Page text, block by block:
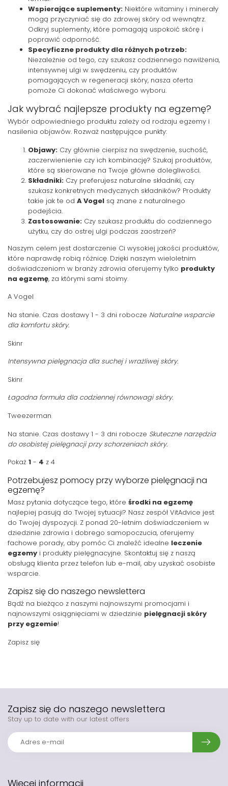
Wspierające suplementy: Niektóre witaminy i minerały
mogą przyczyniać się do zdrowej skóry od wewnątrz.
Odkryj suplementy, które pomagają uspokoić skórę i
poprawić odporność.
Specyficzne produkty dla różnych potrzeb:
Niezależnie od tego, czy szukasz codziennego nawilżenia,
intensywnej ulgi w swędzeniu, czy produktów
pomagających w regeneracji skóry, nasza oferta
pomoże Ci dokonać właściwego wyboru.
Jak wybrać najlepsze produkty na egzemę?
Wybór odpowiedniego produktu zależy od rodzaju egzemy i
nasilenia objawów. Rozważ następujące punkty:
Objawy: Czy głównie cierpisz na swędzenie, suchość,
zaczerwienienie czy ich kombinację? Szukaj produktów,
które są skierowane na Twoje główne dolegliwości.
Składniki: Czy preferujesz naturalne składniki, czy
szukasz konkretnych medycznych składników? Produkty
takie jak te od A Vogel są znane z naturalnego
podejścia.
Zastosowanie: Czy szukasz produktu do codziennego
użytku, czy do ostrej ulgi podczas zaostrzeń?
Naszym celem jest dostarczenie Ci wysokiej jakości produktów,
które naprawdę robią różnicę. Dzięki naszym wieloletnim
doświadczeniom w branży zdrowia oferujemy tylko produkty
na egzemę, za którymi sami stoimy.
A Vogel
Na stanie. Czas dostawy 1 - 3 dni robocze Naturalne wsparcie
dla komfortu skóry.
Skinr
Intensywna pielęgnacja dla suchej i wrażliwej skóry.
Skinr
Łagodna formuła dla codziennej równowagi skóry.
Tweezerman
Na stanie. Czas dostawy 1 - 3 dni robocze Skuteczne narzędzia
do osobistej pielęgnacji przy schorzeniach skóry.
Pokaż 1 - 4 z 4
Potrzebujesz pomocy przy wyborze pielęgnacji na
egzemę?
Masz pytania dotyczące tego, które środki na egzemę
najlepiej pasują do Twojej sytuacji? Nasz zespół VitAdvice jest
do Twojej dyspozycji. Z ponad 20-letnim doświadczeniem w
dziedzinie zdrowia i dobrego samopoczucia, oferujemy
fachowe porady, aby pomóc Ci znaleźć idealne leczenie
egzemy i produkty pielęgnacyjne. Skontaktuj się z naszą
obsługą klienta przez telefon lub e-mail, aby uzyskać osobiste
wsparcie.
Zapisz się do naszego newslettera
Bądź na bieżąco z naszymi najnowszymi promocjami i
najnowszymi osiągnięciami w dziedzinie pielęgnacji skóry
przy egzemie!
Zapisz się
Więcej informacji
Zapisz się do naszego newslettera
Stay up to date with our latest offers